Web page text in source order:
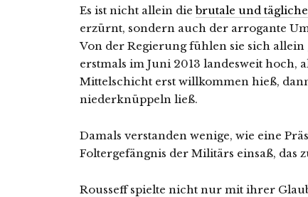
Es ist nicht allein diebrutale und
erzürnt, sondern auch der arrogante
Von der Regierung fühlen sie sich allein
erstmals im Juni 2013 landesweit hoch,
Mittelschicht erst willkommen hieß,
niederknüppeln ließ.
Damals verstanden wenige, wie eine
Foltergefängnis der Militärs einsaß, das
Rousseff spielte nicht nur mit ihrer